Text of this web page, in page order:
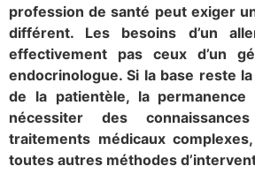
profession de santé peut exiger
différent. Les besoins d’un
effectivement pas ceux d’un
endocrinologue. Si la base reste
de la patientèle, la permanence
nécessiter des
traitements médicaux
toutes autres méthodes